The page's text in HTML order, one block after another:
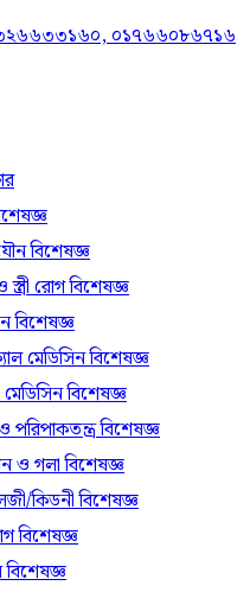
০১৭৬৬০৮৬৭১৬
বিশেষজ্ঞ
স্ত্রী রোগ বিশেষজ্ঞ
বিশেষজ্ঞ
মেডিসিন বিশেষজ্ঞ
বিশেষজ্ঞ
পরিপাকতন্ত্র বিশেষজ্ঞ
ও গলা বিশেষজ্ঞ
কিডনী বিশেষজ্ঞ
বিশেষজ্ঞ